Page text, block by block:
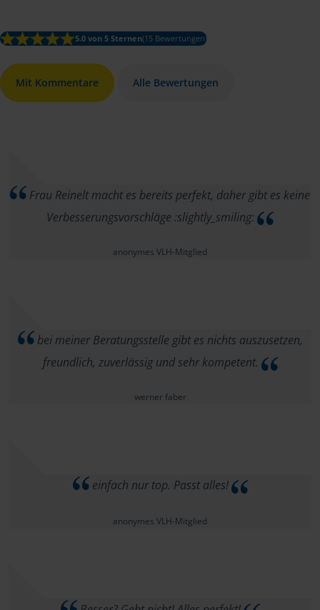
5.0 von 5 Sternen(15 Bewertungen)
Mit Kommentare Alle Bewertungen
Frau Reinelt macht es bereits perfekt, daher gibt es keine
Verbesserungsvorschläge :slightly_smiling:
anonymes VLH-Mitglied
bei meiner Beratungsstelle gibt es nichts auszusetzen,
freundlich, zuverlässig und sehr kompetent.
werner faber
einfach nur top. Passt alles!
anonymes VLH-Mitglied